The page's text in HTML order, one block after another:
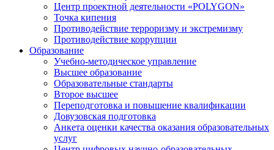
Центр проектной деятельности «POLYGON»
Точка кипения
Противодействие терроризму и экстремизму
Противодействие коррупции
Образование
Учебно-методическое управление
Высшее образование
Образовательные стандарты
Второе высшее
Переподготовка и повышение квалификации
Довузовская подготовка
Анкета оценки качества оказания образовательных
услуг